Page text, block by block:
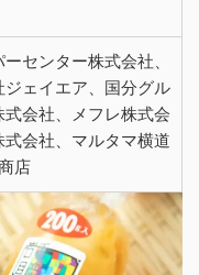
センター株式会社、
ェイエア、国分グル
会社、メフレ株式会
会社、マルタマ横道
店